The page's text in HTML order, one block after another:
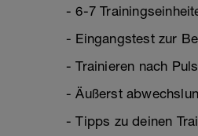
- 6-7
- Eingangstest zur
- Trainieren nach
- Äußerst
- Tipps zu deinen